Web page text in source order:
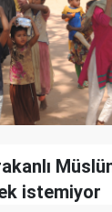
istemiyor